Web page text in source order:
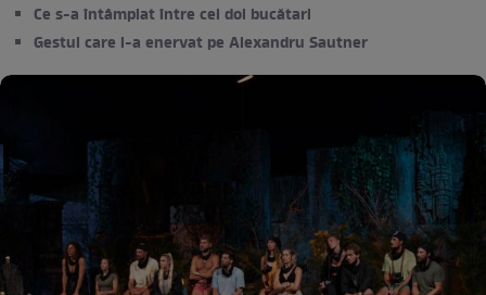
Ce s-a întâmplat între cei doi bucătari
Gestul care l-a enervat pe Alexandru Sautner